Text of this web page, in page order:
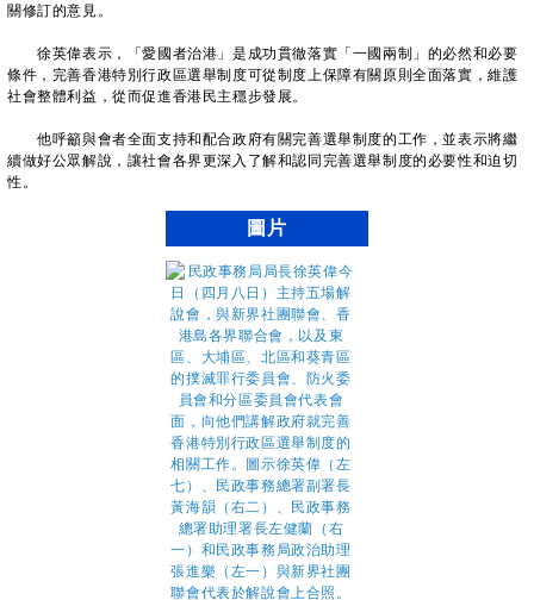
關修訂的意見。
徐英偉表示，「愛國者治港」是成功貫徹落實「一國兩制」的必然和必要
條件，完善香港特別行政區選舉制度可從制度上保障有關原則全面落實，維護
社會整體利益，從而促進香港民主穩步發展。
他呼籲與會者全面支持和配合政府有關完善選舉制度的工作，並表示將繼
續做好公眾解說，讓社會各界更深入了解和認同完善選舉制度的必要性和迫切
性。
圖片